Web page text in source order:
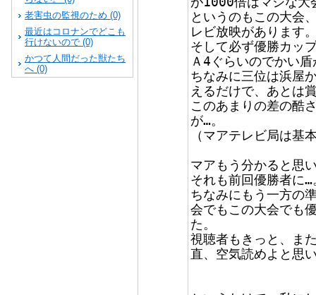
老害虫の監視のため (0)
最近はコロナンでどこも
行けないので (0)
かつて人間だった獣たち
へ (0)
というのもこの大会
レビ放映があります
そして必ず優勝カッ
Ａ4ぐらいのでかい
ちなみに三位は浜屋
えるだけで、あとは
このあまりの差の酷
が…。
（マアテレビ局は基
マアもう分かると思
それも前回優勝者に…
ちなみにもう一方の
会でもこの大会でも
た。
視聴者もきっと、ま
直、空気読めよと思